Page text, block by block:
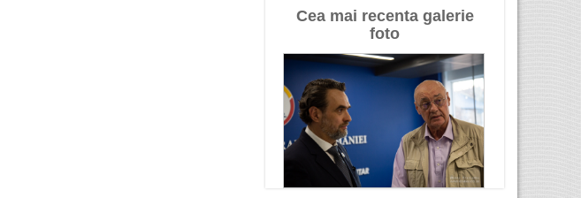
Cea mai recenta galerie
foto